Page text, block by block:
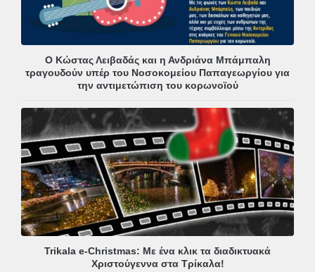
Ο Κώστας Λειβαδάς και η Ανδριάνα Μπάμπαλη
τραγουδούν υπέρ του Νοσοκομείου Παπαγεωργίου για
την αντιμετώπιση του κορωνοϊού
Trikala e-Christmas: Με ένα κλικ τα διαδικτυακά
Χριστούγεννα στα Τρίκαλα!